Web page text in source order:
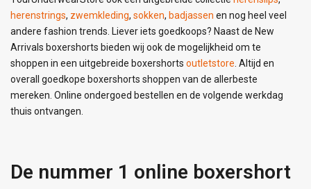
herenstrings, zwemkleding, sokken, badjassen en nog heel veel
andere fashion trends. Liever iets goedkoops? Naast de New
Arrivals boxershorts bieden wij ook de mogelijkheid om te
shoppen in een uitgebreide boxershorts outletstore. Altijd en
overall goedkope boxershorts shoppen van de allerbeste
mereken. Online ondergoed bestellen en de volgende werkdag
thuis ontvangen.
De nummer 1 online boxershort